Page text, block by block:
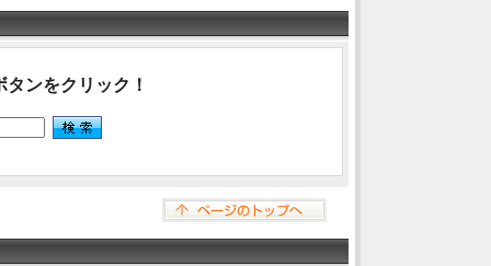
タンをクリック！